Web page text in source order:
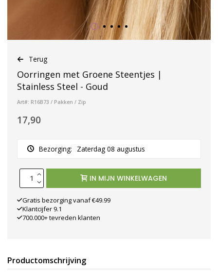
Terug
Oorringen met Groene Steentjes |
Stainless Steel - Goud
Art#: R16B73 / Pakken / Zip
17,90
Bezorging: Zaterdag 08 augustus
IN MIJN WINKELWAGEN
Gratis bezorging vanaf €49.99
Klantcijfer 9.1
700.000+ tevreden klanten
Productomschrijving